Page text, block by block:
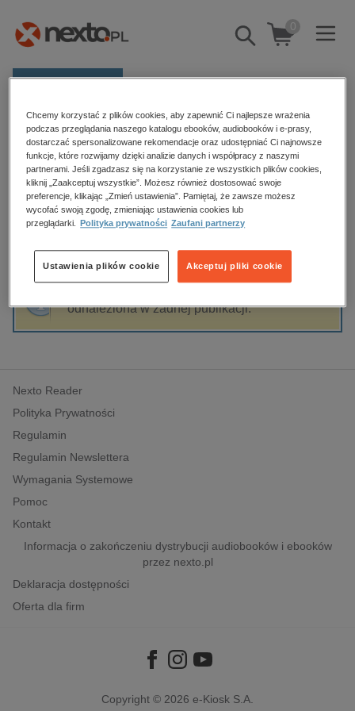
Pokaż/schowaj
wyszukiwarkę
0
Kategorie
Zobacz wszystkie E-prasa
budownictwo, aranżacja wnętrz
biznesowe, branżowe, gospodarka
dzienniki
edukacja
hobby, sport, rozrywka
komputery, internet, technologie, informatyka
polityka, społeczno-informacyjne
psychologiczne
inne
popularno-naukowe
historia
Strona główna Meredith Webber
Meredith Webber
Sortowanie Filtrowanie
odnaleziona w żadnej publikacji.
Nexto Reader
Polityka Prywatności
Regulamin
Regulamin Newslettera
Wymagania Systemowe
Pomoc
Kontakt
Informacja o zakończeniu dystrybucji audiobooków i ebooków
przez nexto.pl
Deklaracja dostępności
Oferta dla firm
Copyright © 2026 e-Kiosk S.A.
Chcemy korzystać z plików cookies, aby zapewnić Ci najlepsze wrażenia
podczas przeglądania naszego katalogu ebooków, audiobooków i e-prasy,
dostarczać spersonalizowane rekomendacje oraz udostępniać Ci najnowsze
funkcje, które rozwijamy dzięki analizie danych i współpracy z naszymi
partnerami. Jeśli zgadzasz się na korzystanie ze wszystkich plików cookies,
kliknij „Zaakceptuj wszystkie”. Możesz również dostosować swoje
preferencje, klikając „Zmień ustawienia”. Pamiętaj, że zawsze możesz
wycofać swoją zgodę, zmieniając ustawienia cookies lub
przeglądarki.
Polityka prywatności Zaufani partnerzy
Akceptuj pliki cookie
Ustawienia plików cookie